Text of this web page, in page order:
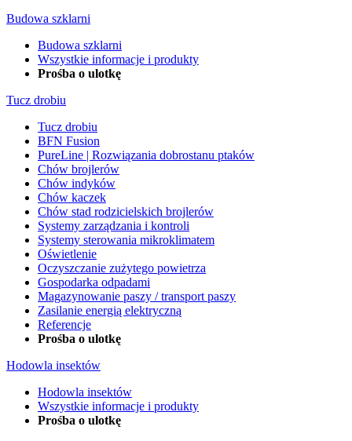
Budowa szklarni
Budowa szklarni
Wszystkie informacje i produkty
Prośba o ulotkę
Tucz drobiu
Tucz drobiu
BFN Fusion
PureLine | Rozwiązania dobrostanu ptaków
Chów brojlerów
Chów indyków
Chów kaczek
Chów stad rodzicielskich brojlerów
Systemy zarządzania i kontroli
Systemy sterowania mikroklimatem
Oświetlenie
Oczyszczanie zużytego powietrza
Gospodarka odpadami
Magazynowanie paszy / transport paszy
Zasilanie energią elektryczną
Referencje
Prośba o ulotkę
Hodowla insektów
Hodowla insektów
Wszystkie informacje i produkty
Prośba o ulotkę